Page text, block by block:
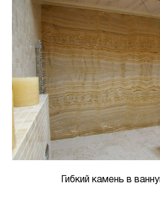
Гибкий камень в